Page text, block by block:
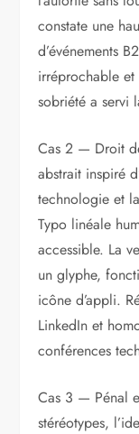
constate une
d’événements
irréprochable et
sobriété a servi
Cas 2 — Droit
abstrait inspiré
technologie et
Typo linéale
accessible. La
un glyphe,
icône d’appli.
LinkedIn et
conférences
Cas 3 — Pénal
stéréotypes,